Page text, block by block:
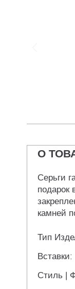
О
Серьги
подарок
камней
Тип
Вставки:
Стиль |